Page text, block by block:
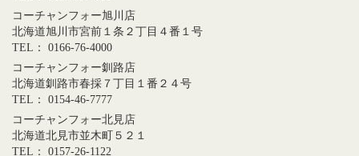
コーチャンフォー旭川店
北海道旭川市宮前１条２丁目４番１号
TEL： 0166-76-4000
コーチャンフォー釧路店
北海道釧路市春採７丁目１番２４号
TEL： 0154-46-7777
コーチャンフォー北見店
北海道北見市並木町５２１
TEL： 0157-26-1122